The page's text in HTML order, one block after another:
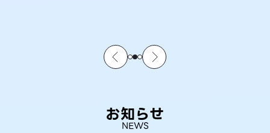
お知らせ
NEWS